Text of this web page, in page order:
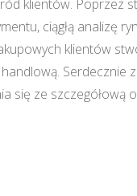
klientów. Poprzez
ciągłą analizę
klientów
Serdecznie
się ze szczegółową